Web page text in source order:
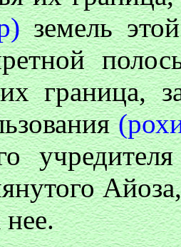
земель
граница,
нее.